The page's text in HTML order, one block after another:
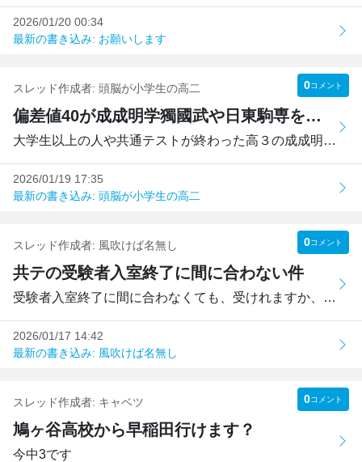
2026/01/20 00:34
最新の書き込み: お願いします
スレッド作成者: 頭脳が小学生の高二 0コメント
偏差値40が成成明学獨國武や日東駒専を狙えるか
大学生以上の人や共通テストが終わった高３の成成明学獨國武...
2026/01/19 17:35
最新の書き込み: 頭脳が小学生の高二
スレッド作成者: 風吹けば名無し 0コメント
共テの受験者入室終了に間に合わない件
受験者入室終了に間に合わなくても、受けれますか、、、、
2026/01/17 14:42
最新の書き込み: 風吹けば名無し
スレッド作成者: キャベツ 0コメント
鳩ヶ谷高校から早稲田行けます？
今中3です